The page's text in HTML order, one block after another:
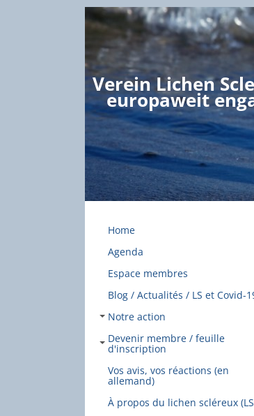
Verein Lichen
europaweit
Home
Agenda
Espace membres
Blog / Actualités / LS et Covid-
Notre action
Devenir membre / feuille
d'inscription
Vos avis, vos réactions (en
allemand)
À propos du lichen scléreux